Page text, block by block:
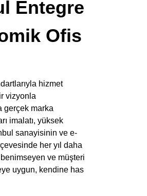
Entegre
Ofis
hizmet
vizyonla
gerçek marka
imalatı, yüksek
sanayisinin ve e-
her yıl daha
ve müşteri
uygun, kendine has